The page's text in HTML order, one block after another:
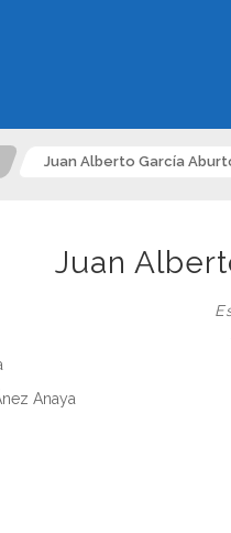
Juan Alberto García
Juan
Anaya